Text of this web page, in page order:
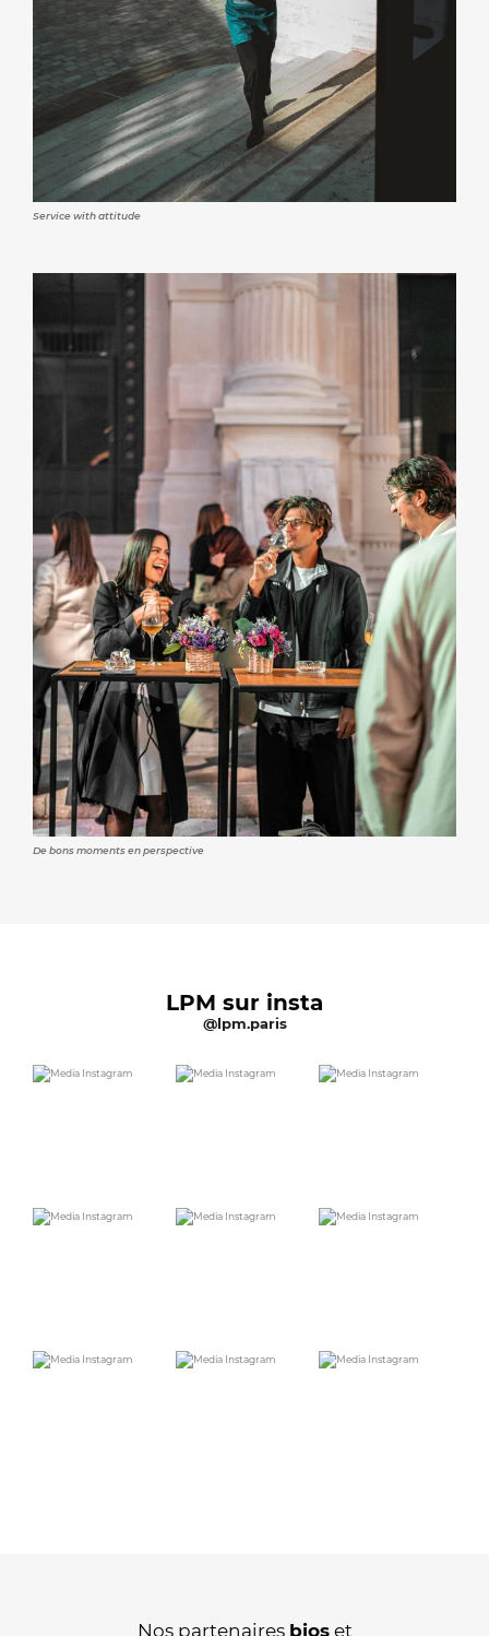
Service with attitude
De bons moments en perspective
LPM sur insta
@lpm.paris
Nos partenaires bioset